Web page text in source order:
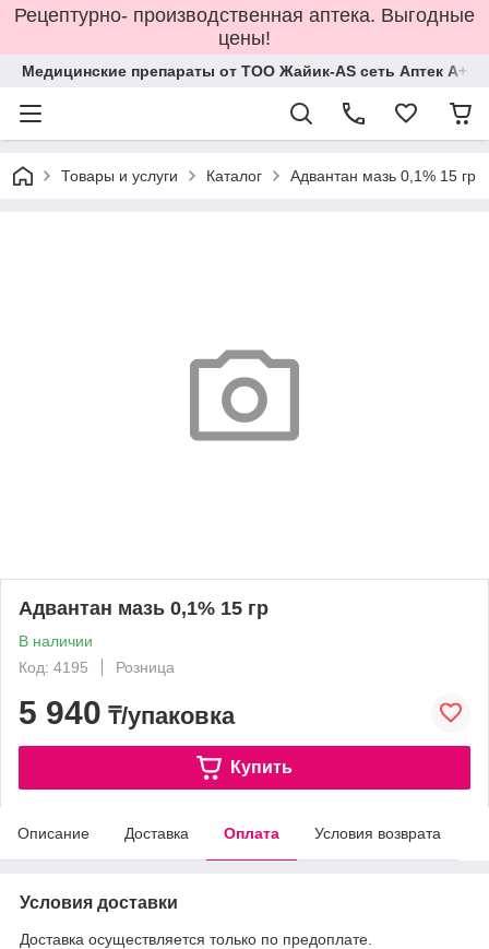
Рецептурно- производственная аптека. Выгодные
цены!
Медицинские препараты от ТОО Жайик-AS сеть Аптек А+
Товары и услуги Каталог Адвантан мазь 0,1% 15 гр
Адвантан мазь 0,1% 15 гр
В наличии
Код: 4195
Розница
5 940 ₸/упаковка
Купить
Описание Доставка Оплата Условия возврата
Условия доставки
Доставка осуществляется только по предоплате.